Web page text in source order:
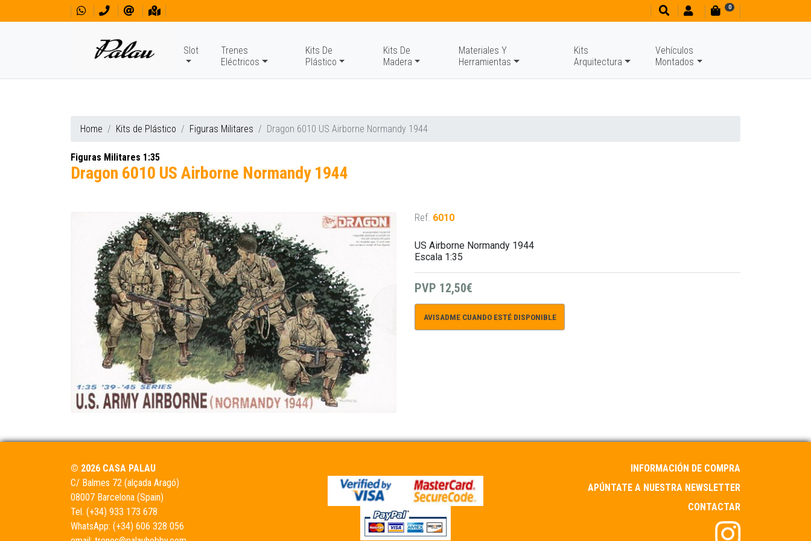
0
Slot
Trenes
Eléctricos
Kits De
Plástico
Kits De
Madera
Materiales Y
Herramientas
Kits
Arquitectura
Vehículos
Montados
Home Kits de Plástico Figuras Militares Dragon 6010 US Airborne Normandy 1944
Figuras Militares 1:35
Dragon 6010 US Airborne Normandy 1944
Ref. 6010
US Airborne Normandy 1944
Escala 1:35
PVP 12,50€
AVISADME CUANDO ESTÉ DISPONIBLE
© 2026 CASA PALAU
C/ Balmes 72 (alçada Aragó)
08007 Barcelona (Spain)
Tel. (+34) 933 173 678
WhatsApp: (+34) 606 328 056
INFORMACIÓN DE COMPRA
APÚNTATE A NUESTRA NEWSLETTER
CONTACTAR